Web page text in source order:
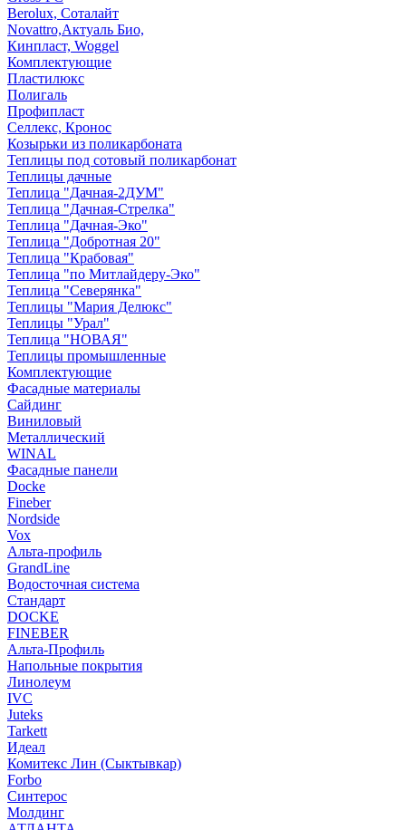
Berolux, Соталайт
Novattro,Актуаль Био,
Кинпласт, Woggel
Комплектующие
Пластилюкс
Полигаль
Профипласт
Селлекс, Кронос
Козырьки из поликарбоната
Теплицы под сотовый поликарбонат
Теплицы дачные
Теплица "Дачная-2ДУМ"
Теплица "Дачная-Стрелка"
Теплица "Дачная-Эко"
Теплица "Добротная 20"
Теплица "Крабовая"
Теплица "по Митлайдеру-Эко"
Теплица "Северянка"
Теплицы "Мария Делюкс"
Теплицы "Урал"
Теплица "НОВАЯ"
Теплицы промышленные
Комплектующие
Фасадные материалы
Сайдинг
Виниловый
Металлический
WINAL
Фасадные панели
Docke
Fineber
Nordside
Vox
Альта-профиль
GrandLine
Водосточная система
Стандарт
DOCKE
FINEBER
Альта-Профиль
Напольные покрытия
Линолеум
IVC
Juteks
Tarkett
Идеал
Комитекс Лин (Сыктывкар)
Forbo
Синтерос
Молдинг